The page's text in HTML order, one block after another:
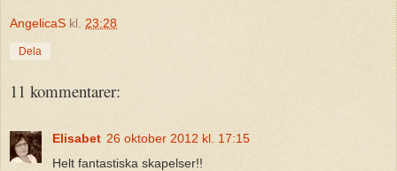
AngelicaS kl. 23:28
Dela
11 kommentarer:
Elisabet 26 oktober 2012 kl. 17:15
Helt fantastiska skapelser!!